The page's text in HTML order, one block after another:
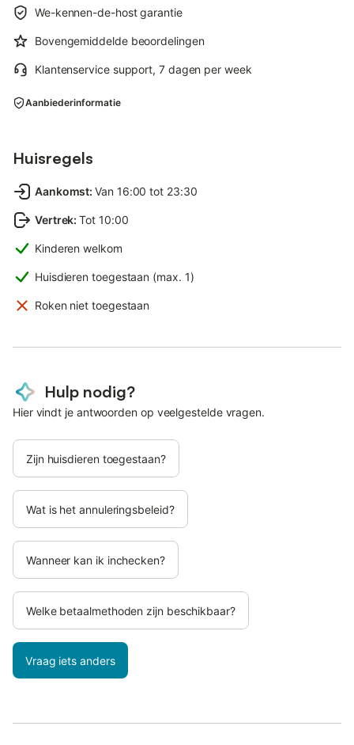
We-kennen-de-host garantie
Bovengemiddelde beoordelingen
Klantenservice support, 7 dagen per week
Aanbiederinformatie
Huisregels
Aankomst: Van 16:00 tot 23:30
Vertrek: Tot 10:00
Kinderen welkom
Huisdieren toegestaan (max. 1)
Roken niet toegestaan
Hulp nodig?
Hier vindt je antwoorden op veelgestelde vragen.
Zijn huisdieren toegestaan?
Wat is het annuleringsbeleid?
Wanneer kan ik inchecken?
Welke betaalmethoden zijn beschikbaar?
Vraag iets anders